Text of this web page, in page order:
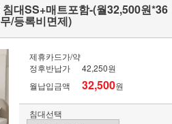
대SS+매트포함-(월32,500원*36
/등록비면제)
제휴카드가/약
정후반납가
42,250원
월납입금액
32,500원
침대선택